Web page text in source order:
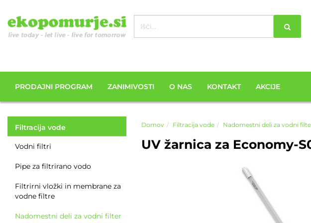
PRODAJNI PROGRAM ZANIMIVOSTI O NAS KONTAKT AKCIJE
Filtracija vode
Vodni filtri
Pipe za filtrirano vodo
Filtrirni vložki in membrane za
vodne filtre
Nadomestni deli za vodni filter
Domov Filtracija vode Nadomestni deli za vodni
UV žarnica za Economy-